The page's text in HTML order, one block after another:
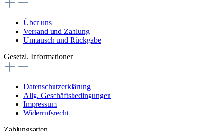
Über uns
Versand und Zahlung
Umtausch und Rückgabe
Gesetzl. Informationen
Datenschutzerklärung
Allg. Geschäftsbedingungen
Impressum
Widerrufsrecht
Zahlungsarten